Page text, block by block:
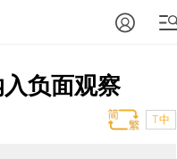
负面观察
T中